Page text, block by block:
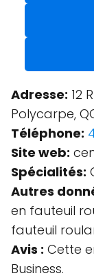
Adresse: 12
Polycarpe,
Téléphone:
Site web:
Spécialités:
Autres
en fauteuil
fauteuil
Avis : Cette
Business.